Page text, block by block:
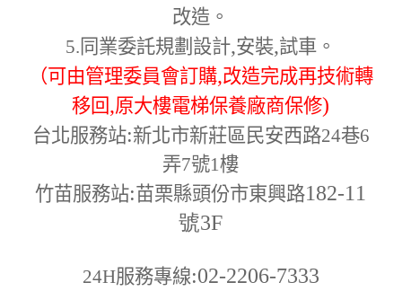
改造。
5. 同業委託規劃設計,安裝,試車。
（可由管理委員會訂購,改造完成再技術轉
移回,原大樓電梯保養廠商保修)
台北服務站:新北市新莊區民安西路24巷6
弄7號1樓
竹苗服務站:苗栗縣頭份市東興路182-11
號3F
24H服務專線:02-2206-7333